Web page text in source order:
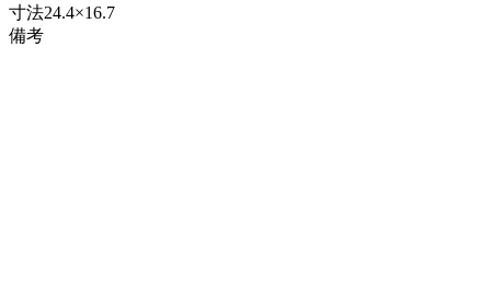
寸法24.4×16.7
備考